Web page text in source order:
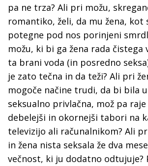
pa ne trza? Ali pri možu,
romantiko, želi, da mu žena, kot
potegne pod nos porinjeni
možu, ki bi ga žena rada čistega
ta brani voda (in posredno
je zato tečna in da teži? Ali pri
mogoče načine trudi, da bi bila
seksualno privlačna, mož pa
debelejši in okornejši tabori na
televizijo ali računalnikom? Ali
in žena nista seksala že dva
večnost, ki ju dodatno odtujuje?